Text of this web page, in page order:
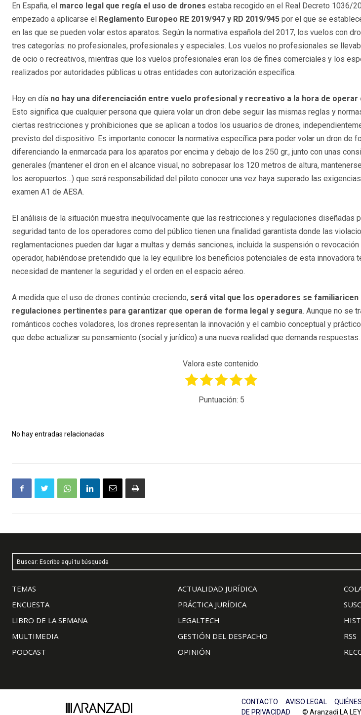
En España, el marco legal que regía el uso de drones estaba recogido en el Real Decreto 1036/
empezado a aplicarse el Reglamento Europeo RE 2019/947 y RD 2019/945 por el que se
en las que se pueden volar estos aparatos. Según la normativa española del 2017, los vuelos con
tres categorías: no profesionales, profesionales y especiales. Los vuelos no profesionales se
de ocio o recreativos, mientras que los vuelos profesionales eran los de fines comerciales y los
realizados por autoridades públicas u otras entidades con autorización específica.
Hoy en día no hay una diferenciación entre vuelo profesional y recreativo a la hora de operar
Esto significa que cualquier persona que quiera volar un dron debe seguir las mismas reglas y
ciertas restricciones y prohibiciones que se aplican a todos los usuarios de drones,
previsto del dispositivo. Es importante conocer la normativa específica para poder volar un dron de
diferenciando la enmarcada para los aparatos por encima y debajo de los 250 gr., junto con unas
generales (mantener el dron en el alcance visual, no sobrepasar los 120 metros de altura,
los aeropuertos…) que será responsabilidad del piloto conocer una vez haya superado las
examen A1 de AESA.
El análisis de la situación muestra inequívocamente que las restricciones y regulaciones diseñadas
seguridad tanto de los operadores como del público tienen una finalidad garantista donde las
reglamentaciones pueden dar lugar a multas y demás sanciones, incluida la suspensión o
operador, habiéndose pretendido que la ley equilibre los beneficios potenciales de esta innovadora
necesidad de mantener la seguridad y el orden en el espacio aéreo.
A medida que el uso de drones continúe creciendo, será vital que los operadores se familiaricen
regulaciones pertinentes para garantizar que operan de forma legal y segura. Aunque no se
románticos coches voladores, los drones representan la innovación y el cambio conceptual y
que debe actualizar su pensamiento (social y jurídico) a una nueva realidad que demanda respuestas.
Valora este contenido.
Puntuación: 5
No hay entradas relacionadas
Buscar: Escribe aquí tu búsqueda
TEMAS
ENCUESTA
LIBRO DE LA SEMANA
MULTIMEDIA
PODCAST
ACTUALIDAD JURÍDICA
PRÁCTICA JURÍDICA
LEGALTECH
GESTIÓN DEL DESPACHO
OPINIÓN
RSS
CONTACTO AVISO LEGAL
DE PRIVACIDAD © Aranzadi LA LEY